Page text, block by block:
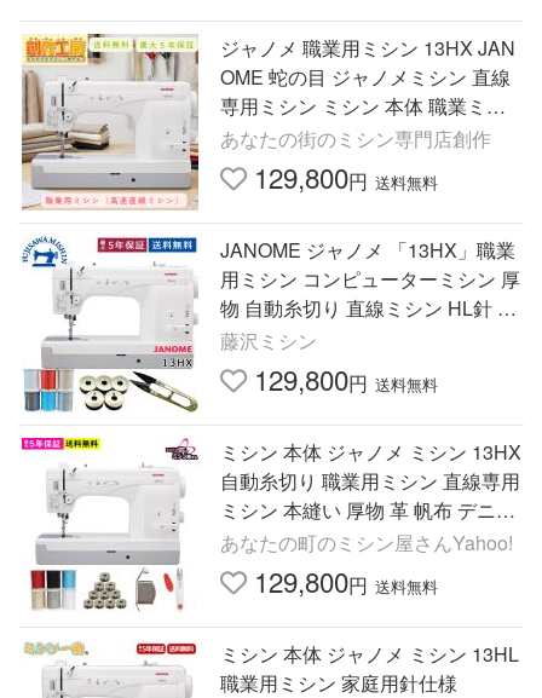
ジャノメ 職業用ミシン 13HX JAN
OME 蛇の目 ジャノメミシン 直線
専用ミシン ミシン 本体 職業ミシ
ン 直線専用 爆買
あなたの街のミシン専門店創作
129,800円 送料無料
JANOME ジャノメ 「13HX」職業
用ミシン コンピューターミシン 厚
物 自動糸切り 直線ミシン HL針 デ
ニム 押え圧調整
藤沢ミシン
129,800円 送料無料
ミシン 本体 ジャノメ ミシン 13HX
自動糸切り 職業用ミシン 直線専用
ミシン 本縫い 厚物 革 帆布 デニム
裾上げ みしん 蛇の目 爆買
あなたの町のミシン屋さんYahoo!
129,800円 送料無料
ミシン 本体 ジャノメ ミシン 13HL
職業用ミシン 家庭用針仕様